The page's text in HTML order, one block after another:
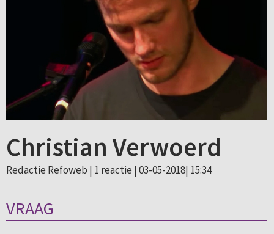
Christian Verwoerd
Redactie Refoweb | 1 reactie | 03-05-2018| 15:34
VRAAG